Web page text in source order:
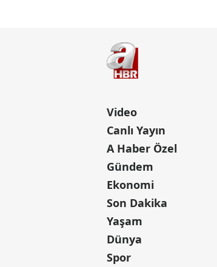
Video
Canlı Yayın
A Haber Özel
Gündem
Ekonomi
Son Dakika
Yaşam
Dünya
Spor